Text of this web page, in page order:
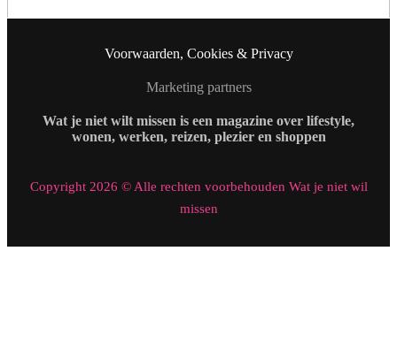
Voorwaarden, Cookies & Privacy
Marketing partners
Wat je niet wilt missen is een magazine over lifestyle,
wonen, werken, reizen, plezier en shoppen
Copyright 2026 © Alle rechten voorbehouden Wat je niet wil
missen